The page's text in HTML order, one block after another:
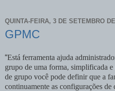
QUINTA-FEIRA, 3 DE SETEMBRO
GPMC
“Está ferramenta ajuda
grupo de uma forma, simplificada
de grupo você pode definir que a
continuamente as configurações